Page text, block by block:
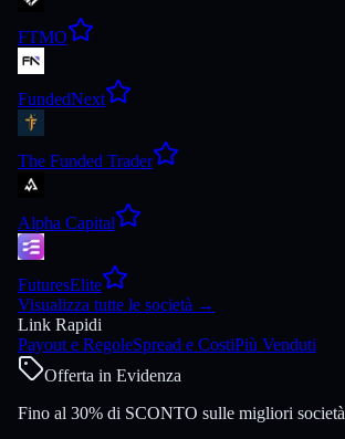
FTMO
FundedNext
The Funded Trader
Alpha Capital
FuturesElite
Visualizza tutte le società →
Link Rapidi
Payout e RegoleSpread e CostiPiù Venduti
Offerta in Evidenza
Fino al 30% di SCONTO sulle migliori società